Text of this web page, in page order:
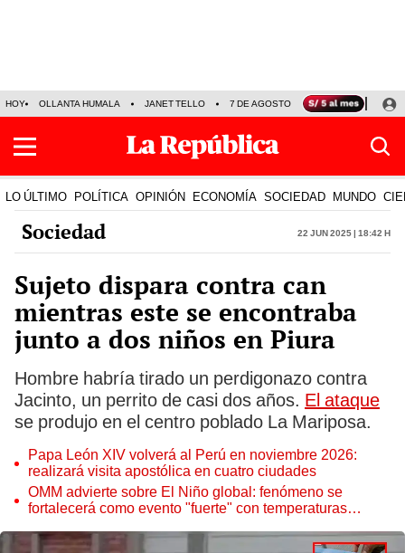
HOY OLLANTA HUMALA JANET TELLO 7 DE AGOSTO TINKA RESULTADOS
LO ÚLTIMO POLÍTICA OPINIÓN ECONOMÍA SOCIEDAD MUNDO
Sociedad 22 Jun 2025 | 18:42 h
Sujeto dispara contra can
mientras este se encontraba
junto a dos niños en Piura
Hombre habría tirado un perdigonazo contra
Jacinto, un perrito de casi dos años. El ataque
se produjo en el centro poblado La Mariposa.
Papa León XIV volverá al Perú en noviembre 2026:
realizará visita apostólica en cuatro ciudades
OMM advierte sobre El Niño global: fenómeno se
fortalecerá como evento "fuerte" con temperaturas